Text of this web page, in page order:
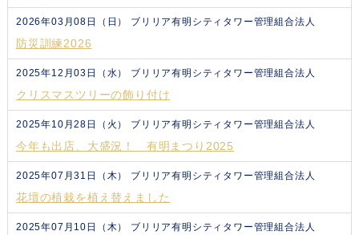
2026年03月08日（日） ブリリア有明シティタワー管理組合法人
防災訓練2026
2025年12月03日（水） ブリリア有明シティタワー管理組合法人
クリスマスツリーの飾り付け
2025年10月28日（火） ブリリア有明シティタワー管理組合法人
今年も出店、大盛況！ 有明まつり2025
2025年07月31日（木） ブリリア有明シティタワー管理組合法人
花壇の植栽を植え替えました
2025年07月10日（木） ブリリア有明シティタワー管理組合法人